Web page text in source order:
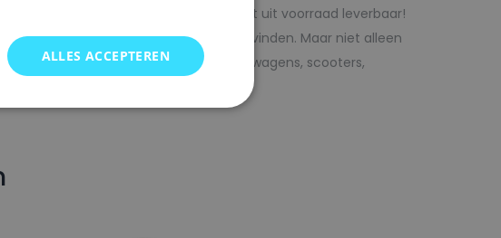
met professionele verf. Direct uit voorraad leverbaar!
kleur voor uw auto bij SRS kunt vinden. Maar niet alleen
u ook bij ons terecht voor bedrijfswagens, scooters,
ALLES ACCEPTEREN